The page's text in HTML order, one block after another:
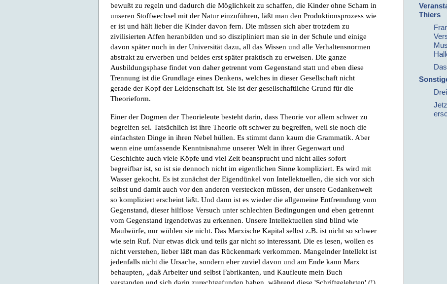
bewußt zu regeln und dadurch die Möglichkeit zu schaffen, die Kinder ohne Scham in
unseren Stoffwechsel mit der Natur einzuführen, läßt man den Produktionsprozess wie
er ist und hält lieber die Kinder davon fern. Die müssen sich aber trotzdem zu
zivilisierten Affen heranbilden und so diszipliniert man sie in der Schule und einige
davon später noch in der Universität dazu, all das Wissen und alle Verhaltensnormen
abstrakt zu erwerben und beides erst später praktisch zu erweisen. Die ganze
Ausbildungsphase findet von daher getrennt vom Gegenstand statt und eben diese
Trennung ist die Grundlage eines Denkens, welches in dieser Gesellschaft nicht
gerade der Kopf der Leidenschaft ist. Sie ist der gesellschaftliche Grund für die
Theorieform.
Einer der Dogmen der Theorieleute besteht darin, dass Theorie vor allem schwer zu
begreifen sei. Tatsächlich ist ihre Theorie oft schwer zu begreifen, weil sie noch die
einfachsten Dinge in ihren Nebel hüllen. Es stimmt dann kaum die Grammatik. Aber
wenn eine umfassende Kenntnisnahme unserer Welt in ihrer Gegenwart und
Geschichte auch viele Köpfe und viel Zeit beansprucht und nicht alles sofort
begreifbar ist, so ist sie dennoch nicht im eigentlichen Sinne kompliziert. Es wird mit
Wasser gekocht. Es ist zunächst der Eigendünkel von Intellektuellen, die sich vor sich
selbst und damit auch vor den anderen verstecken müssen, der unsere Gedankenwelt
so kompliziert erscheint läßt. Und dann ist es wieder die allgemeine Entfremdung vom
Gegenstand, dieser hilflose Versuch unter schlechten Bedingungen und eben getrennt
vom Gegenstand irgendetwas zu erkennen. Unsere Intellektuellen sind blind wie
Maulwürfe, nur wühlen sie nicht. Das Marxische Kapital selbst z.B. ist nicht so schwer
wie sein Ruf. Nur etwas dick und teils gar nicht so interessant. Die es lesen, wollen es
nicht verstehen, lieber läßt man das Rückenmark verkommen. Mangelnder Intellekt ist
jedenfalls nicht die Ursache, sondern eher zuviel davon und am Ende kann Marx
behaupten, „daß Arbeiter und selbst Fabrikanten, und Kaufleute mein Buch
verstanden und sich darin zurechtgefunden haben, während diese 'Schriftgelehrten' (!)
Thiers